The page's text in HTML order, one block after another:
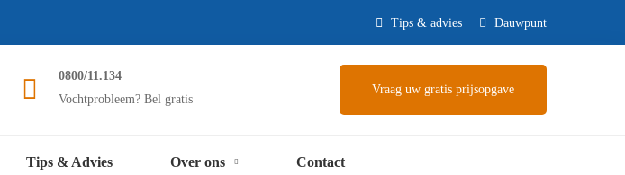
Tips & advies Dauwpunt
0800/11.134
Vochtprobleem? Bel gratis
Vraag uw gratis prijsopgave
Tips & Advies Over ons Contact